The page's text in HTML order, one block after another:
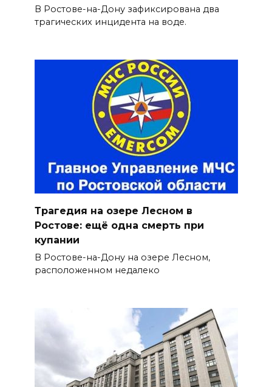
В Ростове-на-Дону зафиксирована два
трагических инцидента на воде.
Трагедия на озере Лесном в
Ростове: ещё одна смерть при
купании
В Ростове-на-Дону на озере Лесном,
расположенном недалеко